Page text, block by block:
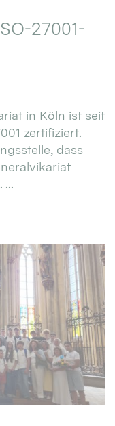
27001-
in Köln ist seit
zertifiziert.
dass
...